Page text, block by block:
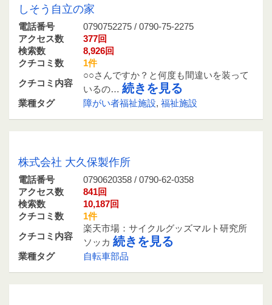
しそう自立の家
電話番号
0790752275 / 0790-75-2275
アクセス数
377回
検索数
8,926回
クチコミ数
1件
クチコミ内容
○○さんですか？と何度も間違いを装って
いるの… 続きを見る
業種タグ 障がい者福祉施設, 福祉施設
株式会社 大久保製作所
電話番号
0790620358 / 0790-62-0358
アクセス数
841回
検索数
10,187回
クチコミ数
1件
クチコミ内容
楽天市場：サイクルグッズマルト研究所
ソッカ 続きを見る
業種タグ 自転車部品